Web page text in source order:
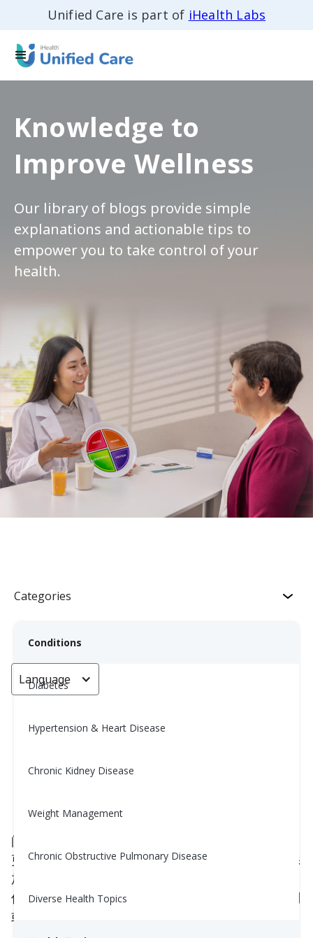
Unified Care is part of iHealth Labs
Knowledge to
Improve Wellness
Our library of blogs provide simple
explanations and actionable tips to
empower you to take control of your
health.
Categories
Conditions
Diabetes
Hypertension & Heart Disease
Chronic Kidney Disease
Weight Management
Chronic Obstructive Pulmonary Disease
Diverse Health Topics
Language
食品标签上的危险信号：为了更健
康，应该避免哪些食品？
阅读食品标签可能会让人感到不知所措，但这是做出
更健康选择的最佳方式之一。许多加工食品都含有添
加剂（添加到食品中的物质），以改善风味、质地、
保质期和外观。这可能包括防腐剂、着色剂、调味剂
或甜味剂等。